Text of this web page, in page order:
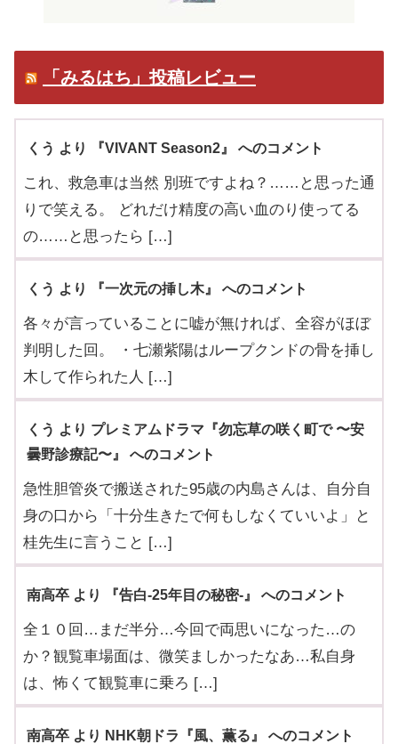
「みるはち」投稿レビュー
くう より 『VIVANT Season2』 へのコメント
これ、救急車は当然 別班ですよね？……と思った通
りで笑える。 どれだけ精度の高い血のり使ってる
の……と思ったら […]
くう より 『一次元の挿し木』 へのコメント
各々が言っていることに嘘が無ければ、全容がほぼ
判明した回。 ・七瀬紫陽はループクンドの骨を挿し
木して作られた人 […]
くう より プレミアムドラマ『勿忘草の咲く町で 〜安
曇野診療記〜』 へのコメント
急性胆管炎で搬送された95歳の内島さんは、自分自
身の口から「十分生きたで何もしなくていいよ」と
桂先生に言うこと […]
南高卒 より 『告白-25年目の秘密-』 へのコメント
全１０回…まだ半分…今回で両思いになった…の
か？観覧車場面は、微笑ましかったなあ…私自身
は、怖くて観覧車に乗ろ […]
南高卒 より NHK朝ドラ『風、薫る』 へのコメント